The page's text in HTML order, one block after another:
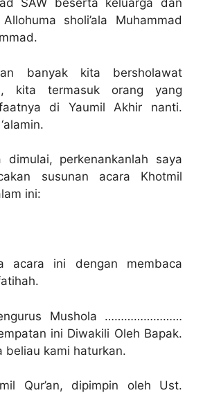
SAW beserta keluarga dan
sholi’ala Muhammad
banyak kita bersholawat
kita termasuk orang yang
di Yaumil Akhir nanti.
dimulai, perkenankanlah saya
susunan acara Khotmil
ini:
acara ini dengan membaca
Mushola ……………………
ini Diwakili Oleh Bapak.
beliau kami haturkan.
Qur’an, dipimpin oleh Ust.